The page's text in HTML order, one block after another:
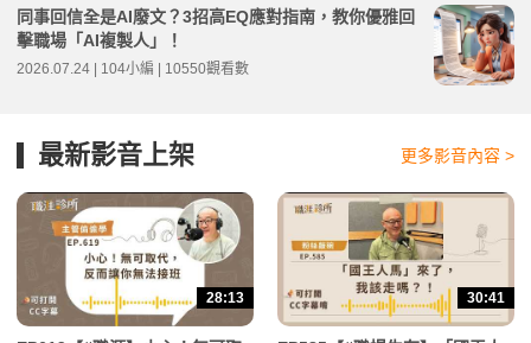
同事回信全是AI廢文？3招高EQ應對指南，教你優雅回
擊職場「AI複製人」！
2026.07.24 | 104小編 | 10550觀看數
最新影音上架 更多影音內容 >
28:13 30:41